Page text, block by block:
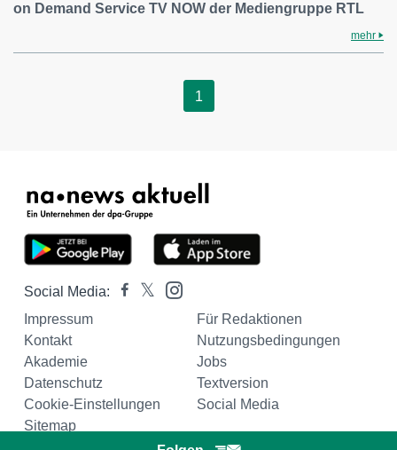
on Demand Service TV NOW der Mediengruppe RTL
mehr
1
Social Media:
Impressum
Für Redaktionen
Kontakt
Nutzungsbedingungen
Akademie
Jobs
Datenschutz
Textversion
Cookie-Einstellungen
Social Media
Sitemap